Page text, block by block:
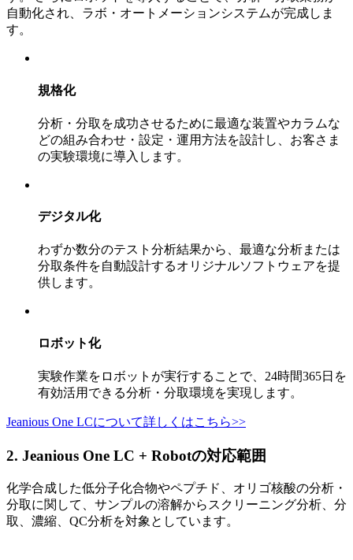
自動化され、ラボ・オートメーションシステムが完成しま
す。
規格化
分析・分取を成功させるために最適な装置やカラムな
どの組み合わせ・設定・運用方法を設計し、お客さま
の実験環境に導入します。
デジタル化
わずか数分のテスト分析結果から、最適な分析または
分取条件を自動設計するオリジナルソフトウェアを提
供します。
ロボット化
実験作業をロボットが実行することで、24時間365日を
有効活用できる分析・分取環境を実現します。
Jeanious One LCについて詳しくはこちら>>
2. Jeanious One LC + Robotの対応範囲
化学合成した低分子化合物やペプチド、オリゴ核酸の分析・
分取に関して、サンプルの溶解からスクリーニング分析、分
取、濃縮、QC分析を対象としています。